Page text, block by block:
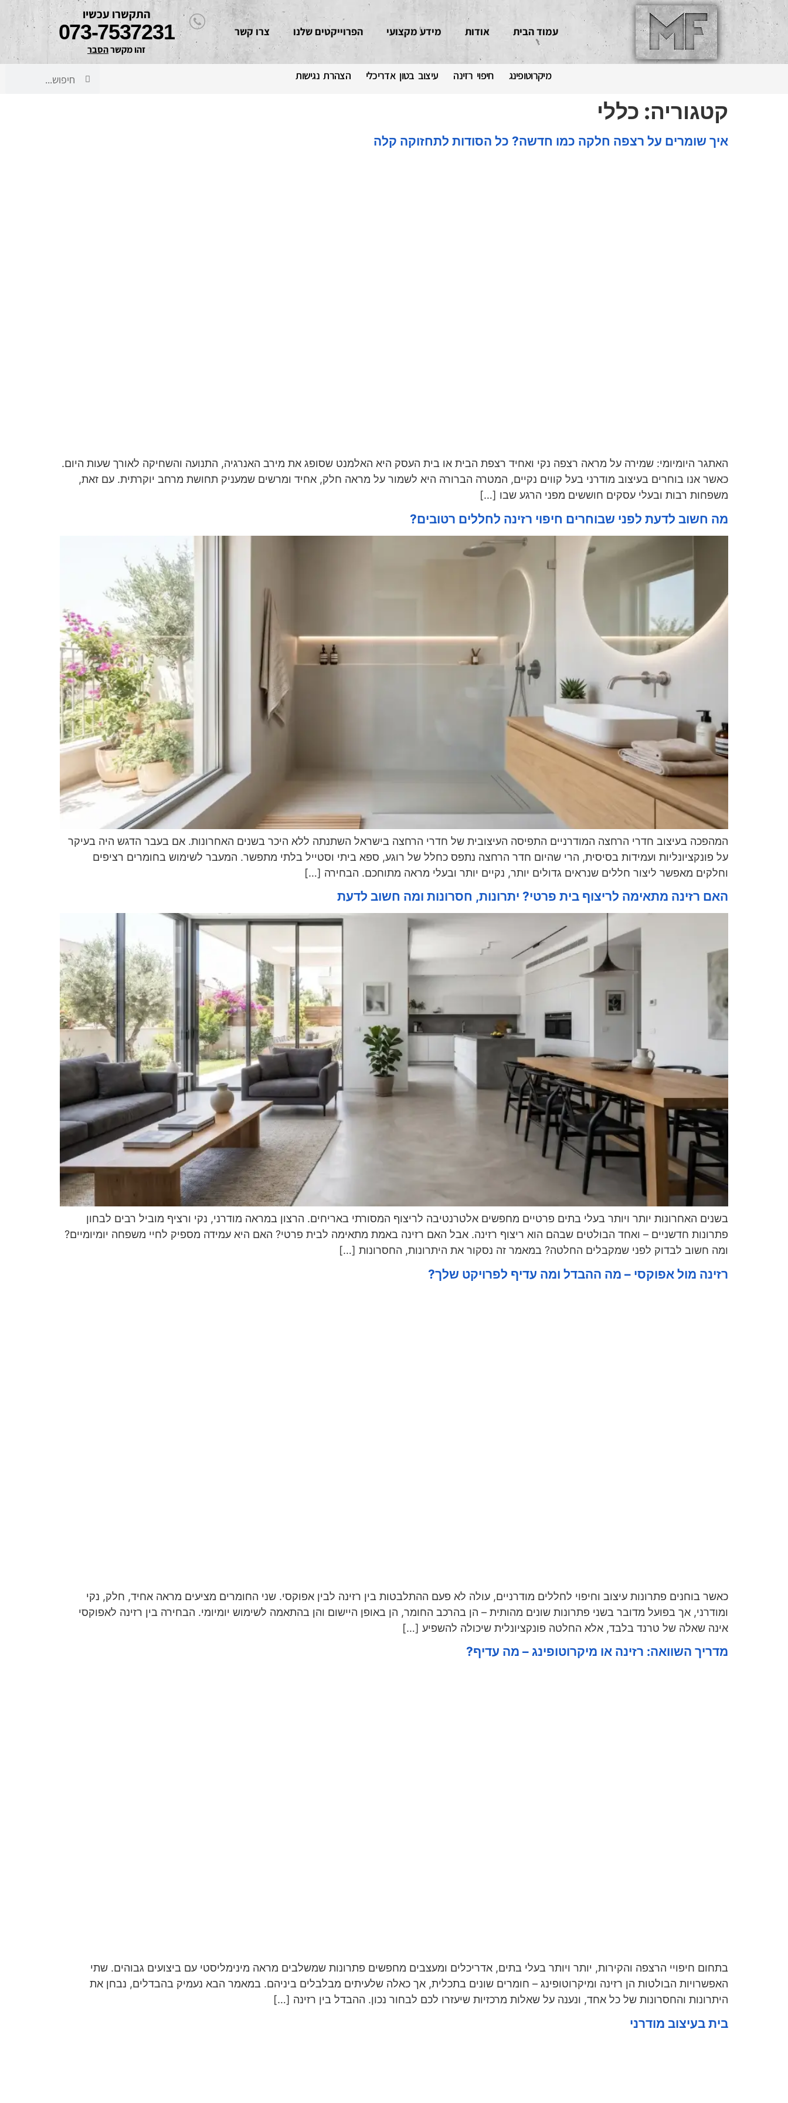
עמוד הבית אודות מידע מקצועי הפרוייקטים שלנו צרו קשר
התקשרו עכשיו
073-7537231
זהו מקשר הסבר
מיקרוטופינג חיפוי רזינה עיצוב בטון אדריכלי הצהרת נגישות
קטגוריה: כללי
איך שומרים על רצפה חלקה כמו חדשה? כל הסודות לתחזוקה קלה
האתגר היומיומי: שמירה על מראה רצפה נקי ואחיד רצפת הבית או בית העסק היא האלמנט שסופג את מירב האנרגיה, התנועה והשחיקה לאורך שעות היום.
כאשר אנו בוחרים בעיצוב מודרני בעל קווים נקיים, המטרה הברורה היא לשמור על מראה חלק, אחיד ומרשים שמעניק תחושת מרחב יוקרתית. עם זאת,
משפחות רבות ובעלי עסקים חוששים מפני הרגע שבו […]
מה חשוב לדעת לפני שבוחרים חיפוי רזינה לחללים רטובים?
המהפכה בעיצוב חדרי הרחצה המודרניים התפיסה העיצובית של חדרי הרחצה בישראל השתנתה ללא היכר בשנים האחרונות. אם בעבר הדגש היה בעיקר
על פונקציונליות ועמידות בסיסית, הרי שהיום חדר הרחצה נתפס כחלל של רוגע, ספא ביתי וסטייל בלתי מתפשר. המעבר לשימוש בחומרים רציפים
וחלקים מאפשר ליצור חללים שנראים גדולים יותר, נקיים יותר ובעלי מראה מתוחכם. הבחירה […]
האם רזינה מתאימה לריצוף בית פרטי? יתרונות, חסרונות ומה חשוב לדעת
בשנים האחרונות יותר ויותר בעלי בתים פרטיים מחפשים אלטרנטיבה לריצוף המסורתי באריחים. הרצון במראה מודרני, נקי ורציף מוביל רבים לבחון
פתרונות חדשניים – ואחד הבולטים שבהם הוא ריצוף רזינה. אבל האם רזינה באמת מתאימה לבית פרטי? האם היא עמידה מספיק לחיי משפחה יומיומיים?
ומה חשוב לבדוק לפני שמקבלים החלטה? במאמר זה נסקור את היתרונות, החסרונות […]
רזינה מול אפוקסי – מה ההבדל ומה עדיף לפרויקט שלך?
כאשר בוחנים פתרונות עיצוב וחיפוי לחללים מודרניים, עולה לא פעם ההתלבטות בין רזינה לבין אפוקסי. שני החומרים מציעים מראה אחיד, חלק, נקי
ומודרני, אך בפועל מדובר בשני פתרונות שונים מהותית – הן בהרכב החומר, הן באופן היישום והן בהתאמה לשימוש יומיומי. הבחירה בין רזינה לאפוקסי
אינה שאלה של טרנד בלבד, אלא החלטה פונקציונלית שיכולה להשפיע […]
מדריך השוואה: רזינה או מיקרוטופינג – מה עדיף?
בתחום חיפויי הרצפה והקירות, יותר ויותר בעלי בתים, אדריכלים ומעצבים מחפשים פתרונות שמשלבים מראה מינימליסטי עם ביצועים גבוהים. שתי
האפשרויות הבולטות הן רזינה ומיקרוטופינג – חומרים שונים בתכלית, אך כאלה שלעיתים מבלבלים ביניהם. במאמר הבא נעמיק בהבדלים, נבחן את
היתרונות והחסרונות של כל אחד, ונענה על שאלות מרכזיות שיעזרו לכם לבחור נכון. ההבדל בין רזינה […]
בית בעיצוב מודרני